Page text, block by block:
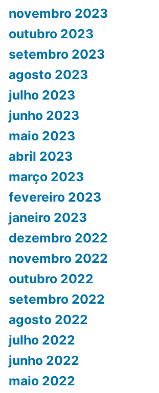
novembro 2023
outubro 2023
setembro 2023
agosto 2023
julho 2023
junho 2023
maio 2023
abril 2023
março 2023
fevereiro 2023
janeiro 2023
dezembro 2022
novembro 2022
outubro 2022
setembro 2022
agosto 2022
julho 2022
junho 2022
maio 2022